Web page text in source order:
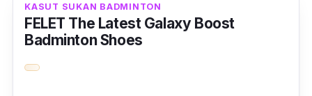
Oleh itu, tapak kaki anda tak sakit dan kekal
stabil ketika bermain badminton.
Selain itu, kasut ini mampu menyerap kejutan
KASUT SUKAN BADMINTON
FELET The Latest Galaxy Boost
Badminton Shoes